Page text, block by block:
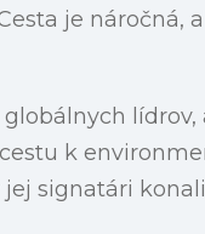
je náročná,
k
signatári